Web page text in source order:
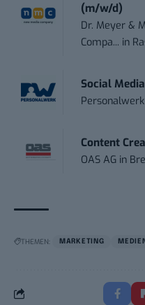
(m/w/d)
Dr. Meyer &
Compa... in
Social
Content
OAS AG in
THEMEN: MARKETING MEDIEN